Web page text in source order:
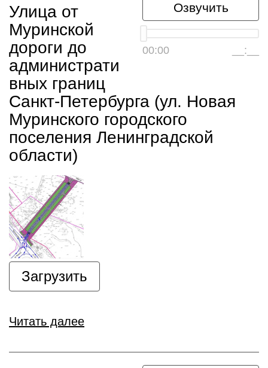
Озвучить
00:00 __:__
Улица от
Муринской
дороги до
администрати
вных границ
Санкт-Петербурга (ул. Новая
Муринского городского
поселения Ленинградской
области)
Загрузить
Читать далее